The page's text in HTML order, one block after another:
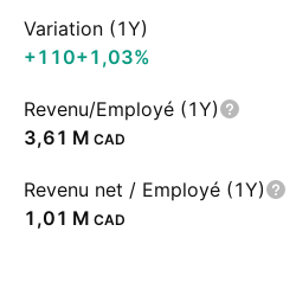
Variation (1Y)
+110+1,03%
Revenu/Employé (1Y)
‪3,61 M‬ CAD
Revenu net / Employé (1Y)
‪1,01 M‬ CAD